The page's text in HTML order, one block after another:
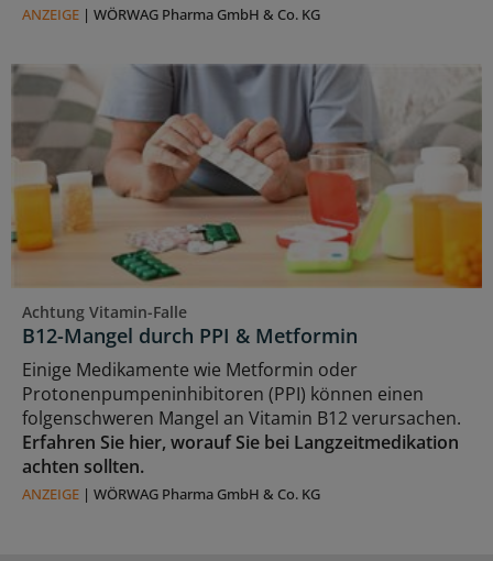
ANZEIGE | WÖRWAG Pharma GmbH & Co. KG
Achtung Vitamin-Falle
B12-Mangel durch PPI & Metformin
Einige Medikamente wie Metformin oder
Protonenpumpeninhibitoren (PPI) können einen
folgenschweren Mangel an Vitamin B12 verursachen.
Erfahren Sie hier, worauf Sie bei Langzeitmedikation
achten sollten.
ANZEIGE | WÖRWAG Pharma GmbH & Co. KG